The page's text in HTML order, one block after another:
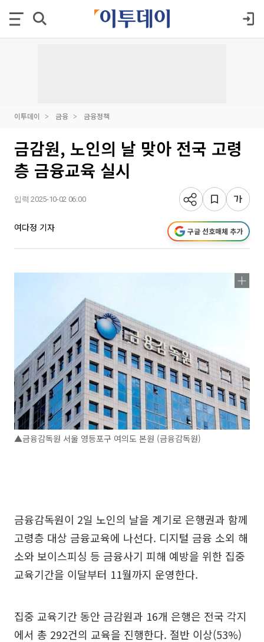
이투데이 금융 금융정책
금감원, 노인의 날 맞아 전국 고령
층 금융교육 실시
입력 2025-10-02 06:00
여다정 기자 구글 선호매체 추가
▲금융감독원 서울 영등포구 여의도 본원 (금융감독원)
금융감독원이 2일 노인의 날을 계기로 은행권과 함께
고령층 대상 금융교육에 나선다. 디지털 금융 소외 해
소와 보이스피싱 등 금융사기 피해 예방을 위한 집중
교육기간을 이달부터 11월까지 운영한다.
집중 교육기간 동안 금감원과 16개 은행은 전국 각지
에서 총 292건의 교육을 진행한다. 절반 이상(53%)